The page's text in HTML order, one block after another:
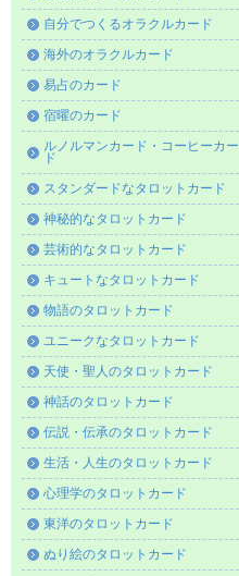
自分でつくるオラクルカード
海外のオラクルカード
易占のカード
宿曜のカード
ルノルマンカード・コーヒーカー
ド
スタンダードなタロットカード
神秘的なタロットカード
芸術的なタロットカード
キュートなタロットカード
物語のタロットカード
ユニークなタロットカード
天使・聖人のタロットカード
神話のタロットカード
伝説・伝承のタロットカード
生活・人生のタロットカード
心理学のタロットカード
東洋のタロットカード
ぬり絵のタロットカード